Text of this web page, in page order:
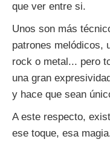
que ver entre si.
Unos son más
patrones melódicos,
rock o metal... pero
una gran
y hace que sean
A este respecto,
ese toque, esa